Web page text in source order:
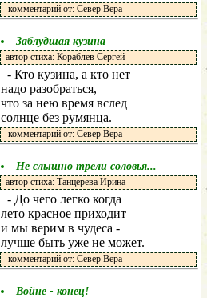
комментарий от: Север Вера
Заблудшая кузина
автор стиха: Кораблев Сергей
- Кто кузина, а кто нет
надо разобраться,
что за нею время вслед
солнце без румянца.
комментарий от: Север Вера
Не слышно трели соловья...
автор стиха: Танцерева Ирина
- До чего легко когда
лето красное приходит
и мы верим в чудеса -
лучше быть уже не может.
комментарий от: Север Вера
Войне - конец!